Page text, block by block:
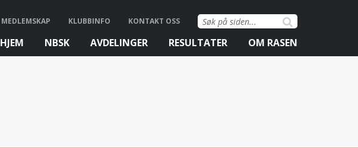
Søk
etter:
MEDLEMSKAP KLUBBINFO KONTAKT OSS
HJEM NBSK AVDELINGER RESULTATER OM RASEN